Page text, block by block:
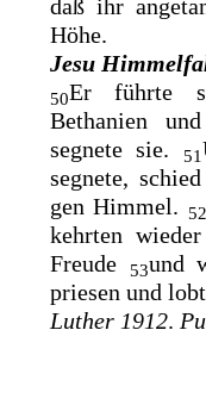
daß ihr
Höhe.
Jesu
50Er führte
Bethanien
segnete sie.
51
segnete,
gen Himmel. 52
kehrten
Freude
53und
priesen und
Luther 1912.